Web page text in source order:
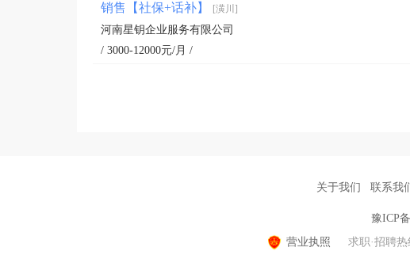
销售【社保+话补】 [潢川]
河南星钥企业服务有限公司
/ 3000-12000元/月 /
关于我们 联系我
豫ICP
营业执照
求职·招聘热